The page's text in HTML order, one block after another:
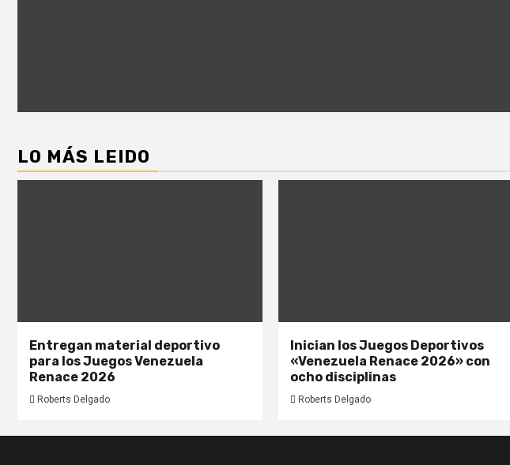
LO MÁS LEIDO
Entregan material deportivo
para los Juegos Venezuela
Renace 2026
Roberts Delgado
Inician los Juegos Deportivos
«Venezuela Renace 2026» con
ocho disciplinas
Roberts Delgado